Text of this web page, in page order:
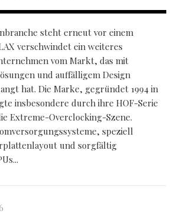
steht erneut vor einem
verschwindet ein weiteres
vom Markt, das mit
und auffälligem Design
hat. Die Marke, gegründet 1994 in
insbesondere durch ihre HOF-Serie
Extreme-Overclocking-Szene.
speziell
und sorgfältig